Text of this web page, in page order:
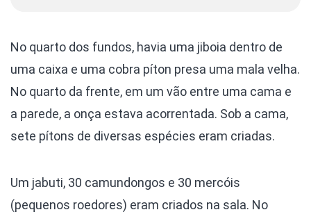
No quarto dos fundos, havia uma jiboia dentro de
uma caixa e uma cobra píton presa uma mala velha.
No quarto da frente, em um vão entre uma cama e
a parede, a onça estava acorrentada. Sob a cama,
sete pítons de diversas espécies eram criadas.
Um jabuti, 30 camundongos e 30 mercóis
(pequenos roedores) eram criados na sala. No